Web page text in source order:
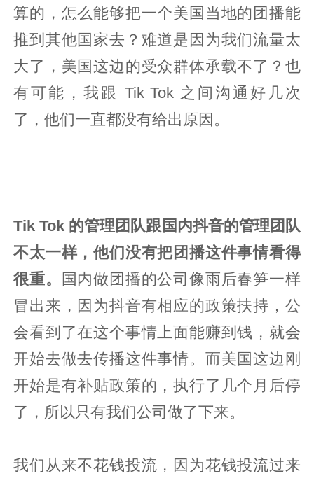
算的，怎么能够把一个美国当地的团播能
推到其他国家去？难道是因为我们流量太
大了，美国这边的受众群体承载不了？也
有可能，我跟 Tik Tok 之间沟通好几次
了，他们一直都没有给出原因。
Tik Tok 的管理团队跟国内抖音的管理团队
不太一样，他们没有把团播这件事情看得
很重。
国内做团播的公司像雨后春笋一样
冒出来，因为抖音有相应的政策扶持，公
会看到了在这个事情上面能赚到钱，就会
开始去做去传播这件事情。而美国这边刚
开始是有补贴政策的，执行了几个月后停
了，所以只有我们公司做了下来。
我们从来不花钱投流，因为花钱投流过来